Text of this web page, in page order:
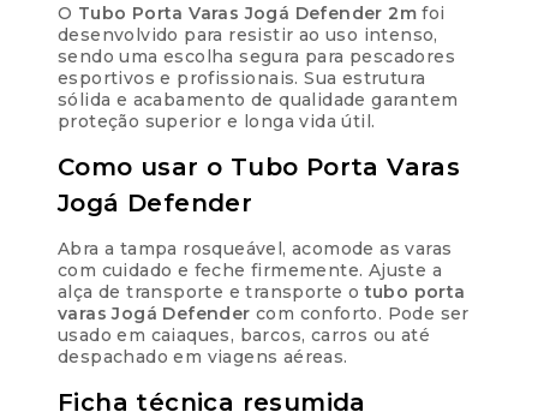
O Tubo Porta Varas Jogá Defender 2m foi
desenvolvido para resistir ao uso intenso,
sendo uma escolha segura para pescadores
esportivos e profissionais. Sua estrutura
sólida e acabamento de qualidade garantem
proteção superior e longa vida útil.
Como usar o Tubo Porta Varas
Jogá Defender
Abra a tampa rosqueável, acomode as varas
com cuidado e feche firmemente. Ajuste a
alça de transporte e transporte otubo porta
varas Jogá Defender com conforto. Pode ser
usado em caiaques, barcos, carros ou até
despachado em viagens aéreas.
Ficha técnica resumida